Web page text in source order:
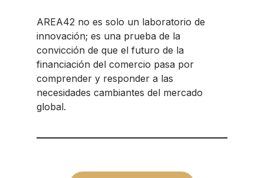
AREA42 no es solo un laboratorio de
innovación; es una prueba de la
convicción de que el futuro de la
financiación del comercio pasa por
comprender y responder a las
necesidades cambiantes del mercado
global.